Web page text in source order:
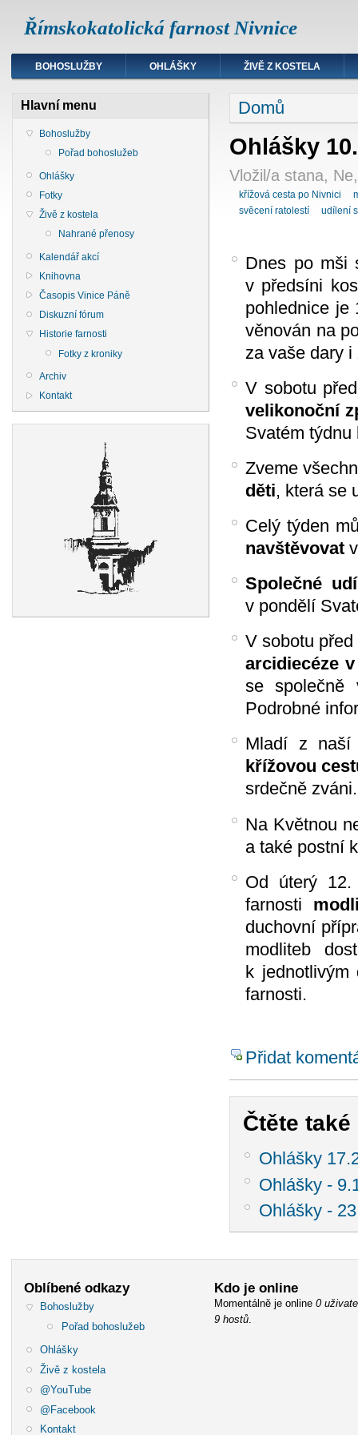
Římskokatolická farnost Nivnice
BOHOSLUŽBY OHLÁŠKY ŽIVĚ Z KOSTELA
Hlavní menu
Bohoslužby
Pořad bohoslužeb
Ohlášky
Fotky
Živě z kostela
Nahrané přenosy
Kalendář akcí
Knihovna
Časopis Vinice Páně
Diskuzní fórum
Historie farnosti
Fotky z kroniky
Archiv
Kontakt
Domů
Ohlášky
Vložil/a stana,
křížová cesta po Nivnici
svěcení ratolestí
udílení
Dnes po mši
v předsíni
pohlednice je
věnován na
za vaše dary
V sobotu
velikonoční
Svatém
Zveme
děti, která se
Celý týden
navštěvovat
Společné
v pondělí
V sobotu
arcidiecéze
se
Podrobné
Mladí z naší
křížovou
srdečně zváni.
Na Květnou
a také postní
Od úterý
farnosti
duchovní
modliteb
k jednotlivým
farnosti.
Přidat
Čtěte také
Ohlášky
Ohlášky -
Ohlášky -
Oblíbené odkazy
Bohoslužby
Pořad bohoslužeb
Ohlášky
Živě z kostela
@YouTube
@Facebook
Kontakt
Kdo je online
Momentálně je online 0
9 hostů.